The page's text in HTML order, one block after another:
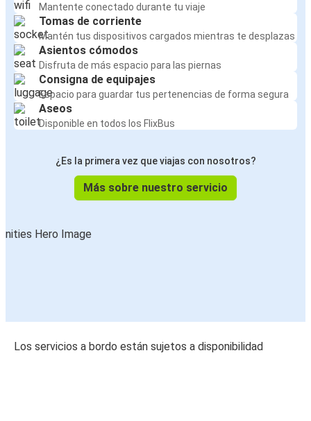
Mantente conectado durante tu viaje
Tomas de corriente
Mantén tus dispositivos cargados mientras te desplazas
Asientos cómodos
Disfruta de más espacio para las piernas
Consigna de equipajes
Espacio para guardar tus pertenencias de forma segura
Aseos
Disponible en todos los FlixBus
¿Es la primera vez que viajas con nosotros?
Más sobre nuestro servicio
Los servicios a bordo están sujetos a disponibilidad